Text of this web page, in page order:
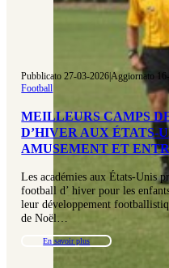
Pubblicato 27-03-2026|Aggiornato
Football
MEILLEURS CAMPS
D’HIVER AUX ÉTATS-
AMUSEMENT ET
Les académies aux États-Unis
football d’ hiver pour les
leur développement
de Noël…
En savoir plus